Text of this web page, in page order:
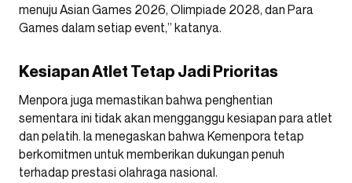
menuju Asian Games 2026, Olimpiade 2028, dan Para
Games dalam setiap event,” katanya.
Kesiapan Atlet Tetap Jadi Prioritas
Menpora juga memastikan bahwa penghentian
sementara ini tidak akan mengganggu kesiapan para atlet
dan pelatih. Ia menegaskan bahwa Kemenpora tetap
berkomitmen untuk memberikan dukungan penuh
terhadap prestasi olahraga nasional.